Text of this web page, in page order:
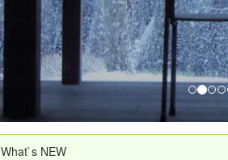
What`s NEW